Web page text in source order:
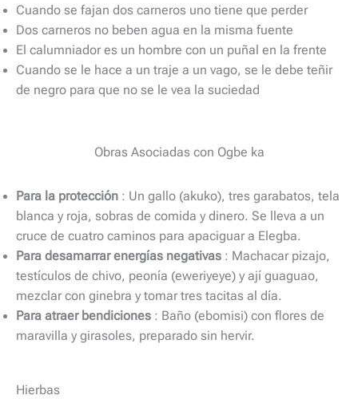
Cuando se fajan dos carneros uno tiene que perder
Dos carneros no beben agua en la misma fuente
El calumniador es un hombre con un puñal en la frente
Cuando se le hace a un traje a un vago, se le debe teñir
de negro para que no se le vea la suciedad
Obras Asociadas con Ogbe ka
Para la protección : Un gallo (akuko), tres garabatos, tela
blanca y roja, sobras de comida y dinero. Se lleva a un
cruce de cuatro caminos para apaciguar a Elegba.
Para desamarrar energías negativas : Machacar pizajo,
testículos de chivo, peonía (eweriyeye) y ají guaguao,
mezclar con ginebra y tomar tres tacitas al día.
Para atraer bendiciones : Baño (ebomisi) con flores de
maravilla y girasoles, preparado sin hervir.
Hierbas